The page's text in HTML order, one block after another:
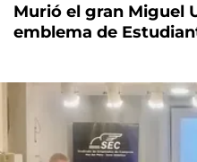
Murió el gran Miguel
emblema de